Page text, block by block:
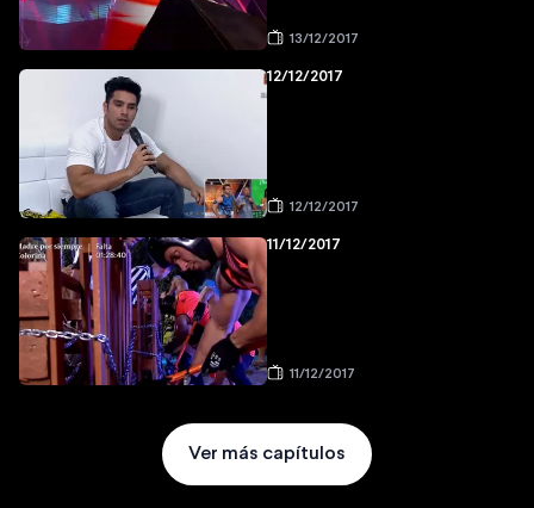
13/12/2017
12/12/2017
12/12/2017
11/12/2017
11/12/2017
Ver más capítulos